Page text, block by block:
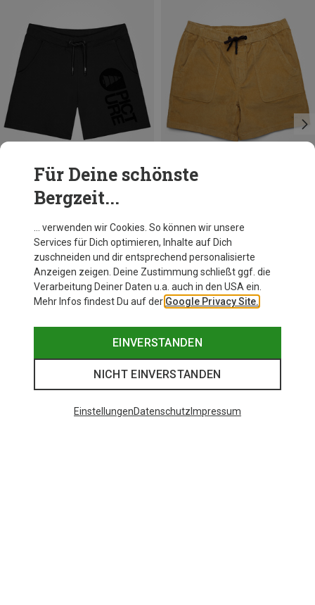
Du sparst 39%
Für Deine schönste
Bergzeit...
… verwenden wir Cookies. So können wir unsere
Services für Dich optimieren, Inhalte auf Dich
zuschneiden und dir entsprechend personalisierte
Anzeigen zeigen. Deine Zustimmung schließt ggf. die
Verarbeitung Deiner Daten u.a. auch in den USA ein.
Mehr Infos findest Du auf der Google Privacy Site.
EINVERSTANDEN
NICHT EINVERSTANDEN
EinstellungenDatenschutz Impressum